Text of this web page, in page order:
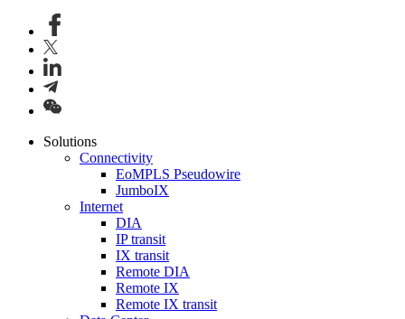
Solutions
Connectivity
EoMPLS Pseudowire
JumboIX
Internet
DIA
IP transit
IX transit
Remote DIA
Remote IX
Remote IX transit